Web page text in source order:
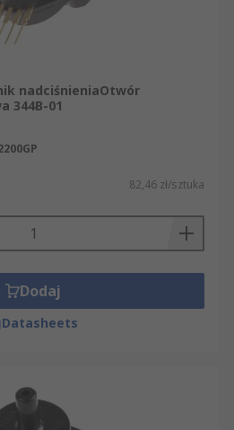
nadciśnieniaOtwór
344B-01
82,46 zł/sztuka
Dodaj
Datasheets